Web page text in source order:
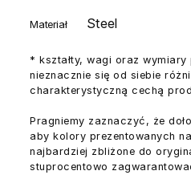
Materiał Steel
* kształty, wagi oraz wymiary
nieznacznie się od siebie
charakterystyczną cechą
Pragniemy zaznaczyć, że
aby kolory prezentowanych
najbardziej zbliżone do
stuprocentowo